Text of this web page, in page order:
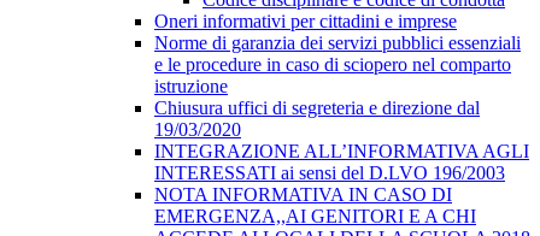
Oneri informativi per cittadini e imprese
Norme di garanzia dei servizi pubblici essenziali
e le procedure in caso di sciopero nel comparto
istruzione
Chiusura uffici di segreteria e direzione dal
19/03/2020
INTEGRAZIONE ALL’INFORMATIVA AGLI
INTERESSATI ai sensi del D.LVO 196/2003
NOTA INFORMATIVA IN CASO DI
EMERGENZA,,AI GENITORI E A CHI